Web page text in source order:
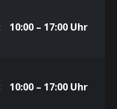
10:00 – 17:00 Uhr
10:00 – 17:00 Uhr